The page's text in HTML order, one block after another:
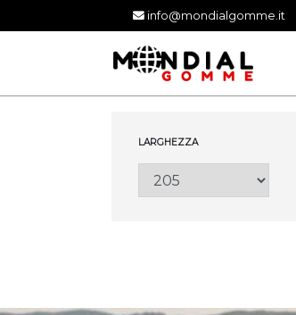
info@mondialgomme.it
LARGHEZZA